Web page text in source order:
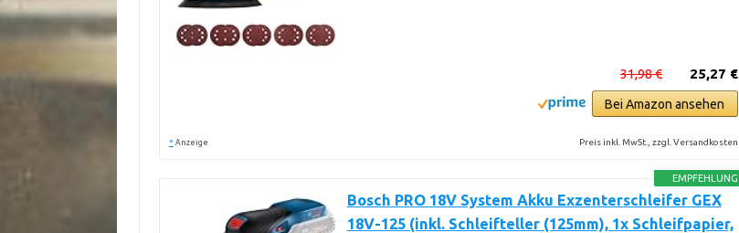
25,27 €
31,98 €
Bei Amazon ansehen
* Anzeige Preis inkl. MwSt., zzgl. Versandkosten
EMPFEHLUNG
Bosch PRO 18V System Akku Exzenterschleifer GEX
18V-125 (inkl. Schleifteller (125mm), 1x Schleifpapier,